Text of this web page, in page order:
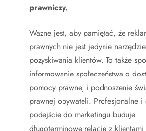
prawniczy.
Ważne jest, aby pamiętać, że
prawnych nie jest jedynie
pozyskiwania klientów. To także
informowanie społeczeństwa o
pomocy prawnej i podnoszenie
prawnej obywateli. Profesjonalne i
podejście do marketingu buduje
długoterminowe relacje z